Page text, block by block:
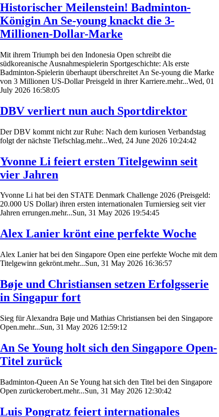
Historischer Meilenstein! Badminton-
Königin An Se-young knackt die 3-
Millionen-Dollar-Marke
Mit ihrem Triumph bei den Indonesia Open schreibt die
südkoreanische Ausnahmespielerin Sportgeschichte: Als erste
Badminton-Spielerin überhaupt überschreitet An Se-young die Marke
von 3 Millionen US-Dollar Preisgeld in ihrer Karriere.mehr...Wed, 01
July 2026 16:58:05
DBV verliert nun auch Sportdirektor
Der DBV kommt nicht zur Ruhe: Nach dem kuriosen Verbandstag
folgt der nächste Tiefschlag.mehr...Wed, 24 June 2026 10:24:42
Yvonne Li feiert ersten Titelgewinn seit
vier Jahren
Yvonne Li hat bei den STATE Denmark Challenge 2026 (Preisgeld:
20.000 US Dollar) ihren ersten internationalen Turniersieg seit vier
Jahren errungen.mehr...Sun, 31 May 2026 19:54:45
Alex Lanier krönt eine perfekte Woche
Alex Lanier hat bei den Singapore Open eine perfekte Woche mit dem
Titelgewinn gekrönt.mehr...Sun, 31 May 2026 16:36:57
Bøje und Christiansen setzen Erfolgsserie
in Singapur fort
Sieg für Alexandra Bøje und Mathias Christiansen bei den Singapore
Open.mehr...Sun, 31 May 2026 12:59:12
An Se Young holt sich den Singapore Open-
Titel zurück
Badminton-Queen An Se Young hat sich den Titel bei den Singapore
Open zurückerobert.mehr...Sun, 31 May 2026 12:30:42
Luis Pongratz feiert internationales